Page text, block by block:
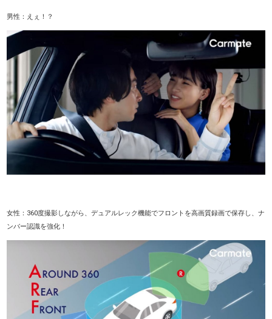
男性：えぇ！？
女性：360度撮影しながら、デュアルレック機能でフロントを高画質録画で保存し、ナ
ンバー認識を強化！